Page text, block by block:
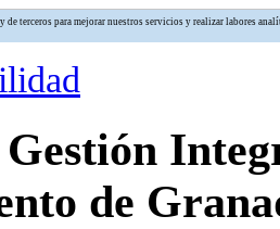
terceros para mejorar nuestros servicios y realizar labores
de